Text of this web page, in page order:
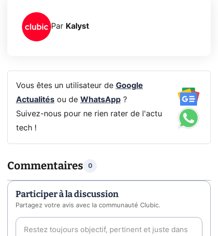
Par Kalyst
Vous êtes un utilisateur de Google
Actualitésou de WhatsApp?
Suivez-nous pour ne rien rater de l'actu
tech !
Commentaires 0
Participer à la discussion
Partagez votre avis avec la communauté Clubic.